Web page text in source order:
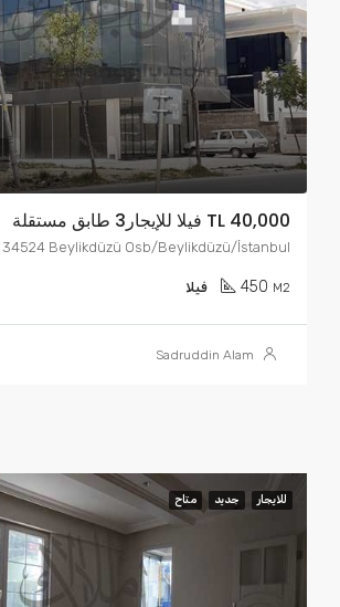
TL 40,000 فيلا للإيجار3 طابق مستقلة
450 M2 فيلا
Sadruddin Alam
للايجار جديد متاح